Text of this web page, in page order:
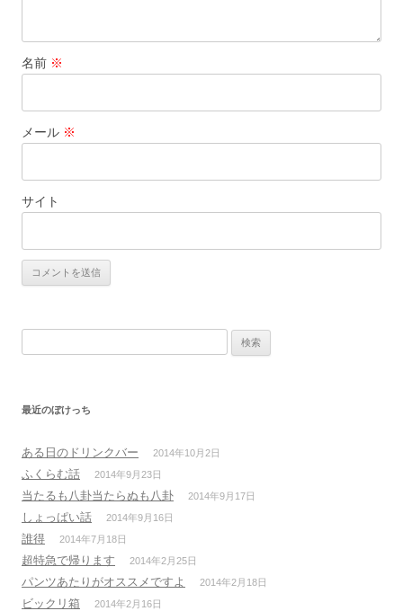
名前 ※
メール ※
サイト
最近のぼけっち
ある日のドリンクバー 2014年10月2日
ふくらむ話 2014年9月23日
当たるも八卦当たらぬも八卦 2014年9月17日
しょっぱい話 2014年9月16日
誰得 2014年7月18日
超特急で帰ります 2014年2月25日
パンツあたりがオススメですよ 2014年2月18日
ビックリ箱 2014年2月16日